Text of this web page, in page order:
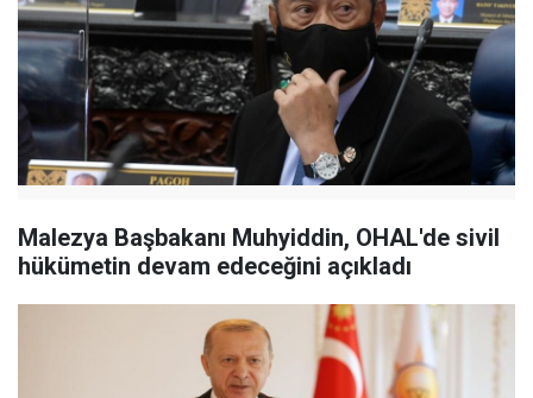
Malezya Başbakanı Muhyiddin, OHAL'de sivil
hükümetin devam edeceğini açıkladı